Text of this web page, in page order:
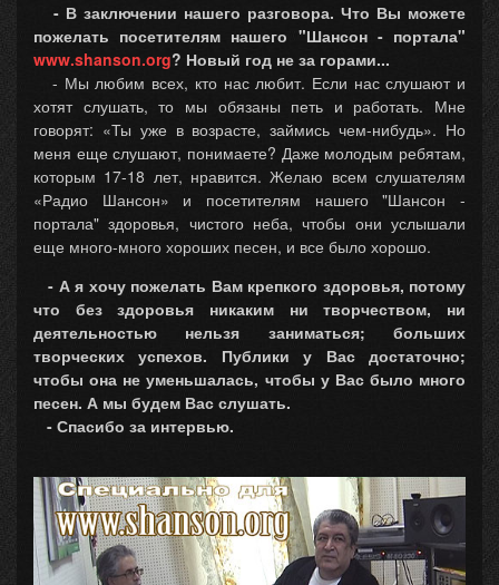
- В заключении нашего разговора. Что Вы можете
пожелать посетителям нашего "Шансон - портала"
www.shanson.org? Новый год не за горами...
- Мы любим всех, кто нас любит. Если нас слушают и
хотят слушать, то мы обязаны петь и работать. Мне
говорят: «Ты уже в возрасте, займись чем-нибудь». Но
меня еще слушают, понимаете? Даже молодым ребятам,
которым 17-18 лет, нравится. Желаю всем слушателям
«Радио Шансон» и посетителям нашего "Шансон -
портала" здоровья, чистого неба, чтобы они услышали
еще много-много хороших песен, и все было хорошо.
- А я хочу пожелать Вам крепкого здоровья, потому
что без здоровья никаким ни творчеством, ни
деятельностью нельзя заниматься; больших
творческих успехов. Публики у Вас достаточно;
чтобы она не уменьшалась, чтобы у Вас было много
песен. А мы будем Вас слушать.
- Спасибо за интервью.